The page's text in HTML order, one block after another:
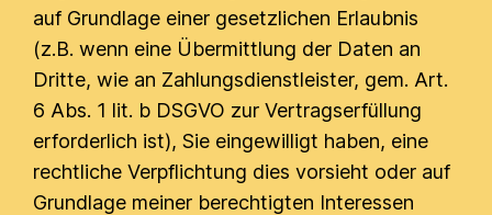
auf Grundlage einer gesetzlichen Erlaubnis
(z.B. wenn eine Übermittlung der Daten an
Dritte, wie an Zahlungsdienstleister, gem. Art.
6 Abs. 1 lit. b DSGVO zur Vertragserfüllung
erforderlich ist), Sie eingewilligt haben, eine
rechtliche Verpflichtung dies vorsieht oder auf
Grundlage meiner berechtigten Interessen